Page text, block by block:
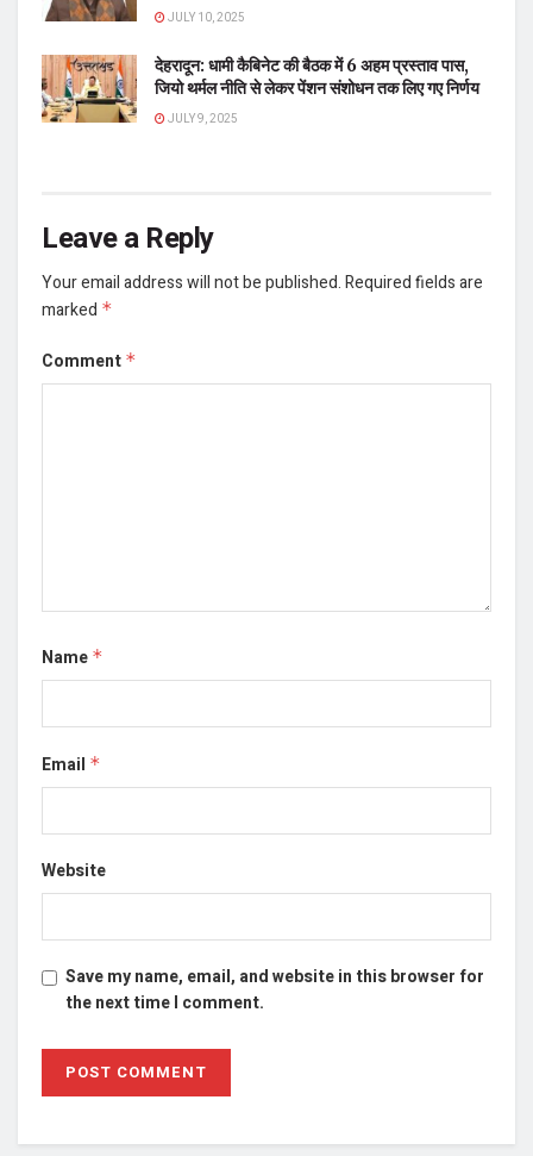
JULY 10, 2025
देहरादून: धामी कैबिनेट की बैठक में 6 अहम प्रस्ताव पास,
जियो थर्मल नीति से लेकर पेंशन संशोधन तक लिए गए निर्णय
JULY 9, 2025
Leave a Reply
Your email address will not be published.Required fields are
marked *
Comment *
Name *
Email *
Website
Save my name, email, and website in this browser for
the next time I comment.